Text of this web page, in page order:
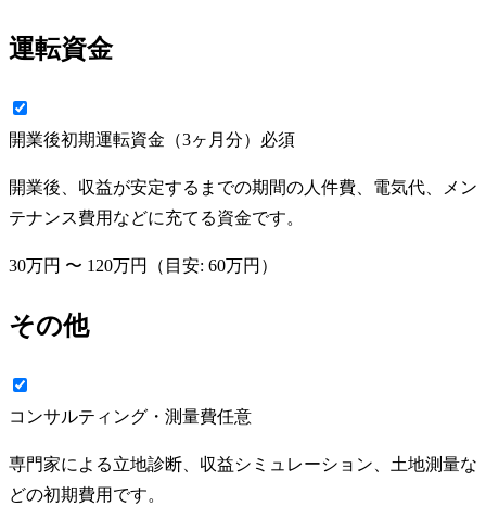
運転資金
開業後初期運転資金（3ヶ月分） 必須
開業後、収益が安定するまでの期間の人件費、電気代、メン
テナンス費用などに充てる資金です。
30万円 〜 120万円 （目安: 60万円 ）
その他
コンサルティング・測量費任意
専門家による立地診断、収益シミュレーション、土地測量な
どの初期費用です。